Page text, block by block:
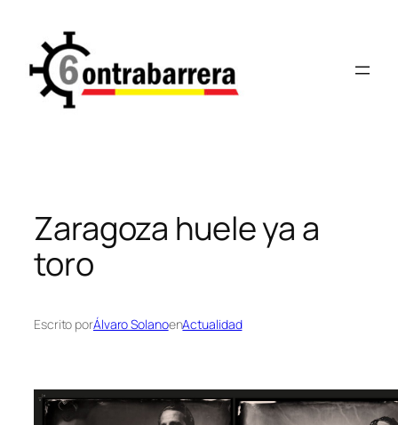
contenido
Zaragoza huele ya a
toro
Escrito porÁlvaro SolanoenActualidad